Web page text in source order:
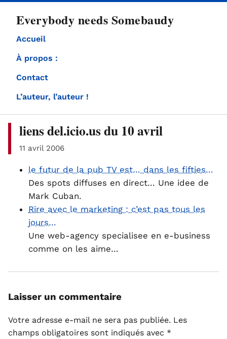
Everybody needs Somebaudy
Accueil
À propos :
Contact
L’auteur, l’auteur !
liens del.icio.us du 10 avril
11 avril 2006
le futur de la pub TV est… dans les fifties…
Des spots diffuses en direct… Une idee de
Mark Cuban.
Rire avec le marketing : c’est pas tous les
jours…
Une web-agency specialisee en e-business
comme on les aime…
Laisser un commentaire
Votre adresse e-mail ne sera pas publiée. Les
champs obligatoires sont indiqués avec *